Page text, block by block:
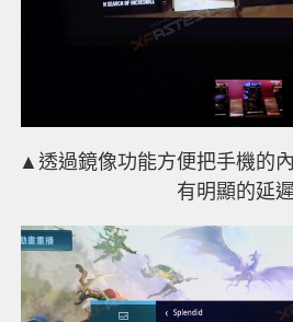
▲透過鏡像功能方便把手機的
有明顯的延